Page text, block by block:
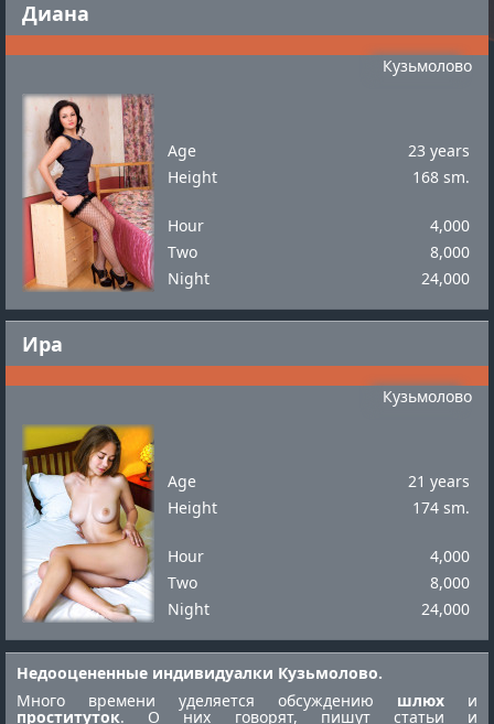
Диана
Кузьмолово
Age
23 years
Height
168 sm.
Hour
4,000
Two
8,000
Night
24,000
Ира
Кузьмолово
Age
21 years
Height
174 sm.
Hour
4,000
Two
8,000
Night
24,000
Недооцененные индивидуалки Кузьмолово.
Много времени уделяется обсуждению шлюх и
проституток. О них говорят, пишут статьи и